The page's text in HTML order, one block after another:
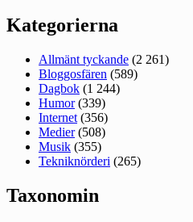
Kategorierna
Allmänt tyckande (2 261)
Bloggosfären (589)
Dagbok (1 244)
Humor(339)
Internet (356)
Medier(508)
Musik (355)
Tekniknörderi (265)
Taxonomin